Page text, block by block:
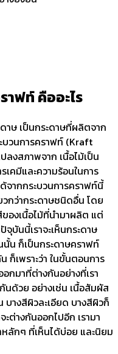
ฟท์ คืออะไร
ษ เป็นกระดาษที่ผลิตจาก
บวนการคราฟท์ (Kraft
ลงสภาพจาก เนื้อไม้เป็น
เคมีและความร้อนในการ
จากกระบวนการคราฟท์นี้
กว่ากระดาษชนิดอื่น โดย
องเนื้อไม้ที่นำมาผลิต แต่
บันนี้เราจะเห็นกระดาษ
นั้น ก็เป็นกระดาษคราฟท์
เพราะว่า ในขั้นตอนการ
กมาที่ต่างกันอย่างที่เรา
นด้วย อย่างเช่น เนื้อสัมผัส
บางสีผิวละเอียด บางสีผิวก็
ต่างกันออกไปอีก เรามา
ลักๆ ที่เห็นได้บ่อย และนิยม